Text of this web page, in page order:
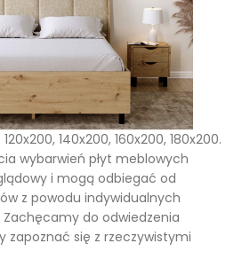
140x200, 160x200, 180x200.
wybarwień płyt meblowych
i mogą odbiegać od
z powodu indywidualnych
do odwiedzenia
zapoznać się z rzeczywistymi